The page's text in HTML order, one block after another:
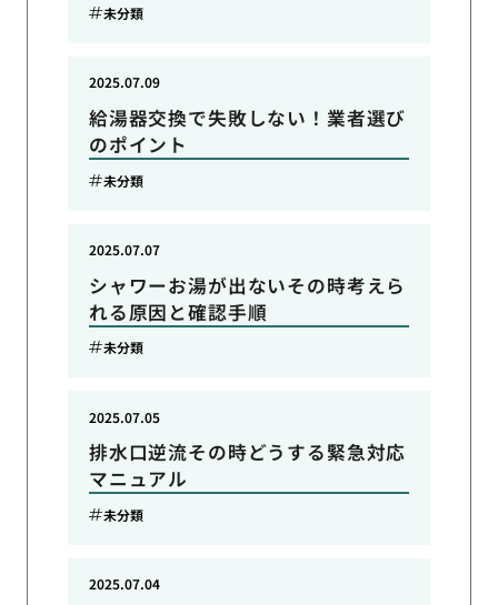
未分類
給湯器交換で失敗しない！業者選び
のポイント
2025.07.09
未分類
シャワーお湯が出ないその時考えら
れる原因と確認手順
2025.07.07
未分類
排水口逆流その時どうする緊急対応
マニュアル
2025.07.05
未分類
2025.07.04